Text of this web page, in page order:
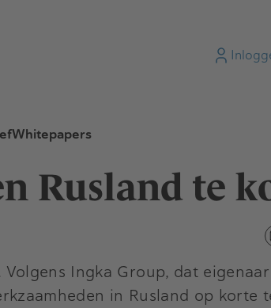
Whitepapers
Rusland te
Ingka Group, dat
in Rusland op korte